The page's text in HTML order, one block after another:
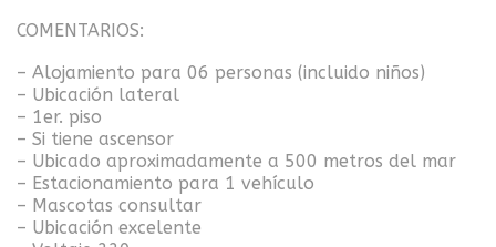
COMENTARIOS:
– Alojamiento para 06 personas (incluido niños)
– Ubicación lateral
– 1er. piso
– Si tiene ascensor
– Ubicado aproximadamente a 500 metros del mar
– Estacionamiento para 1 vehículo
– Mascotas consultar
– Ubicación excelente